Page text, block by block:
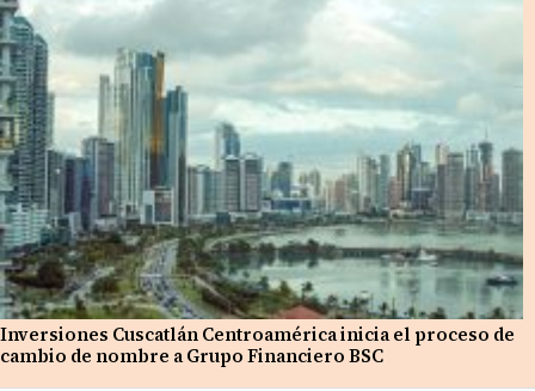
Inversiones Cuscatlán Centroamérica inicia el proceso de
cambio de nombre a Grupo Financiero BSC